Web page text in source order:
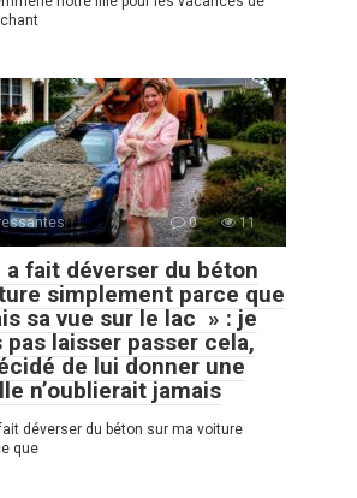
0 11
a fait déverser du béton
simplement parce que
sa vue sur le lac » : je
pas laisser passer cela,
de lui donner une
n’oublierait jamais
déverser du béton sur ma voiture
que